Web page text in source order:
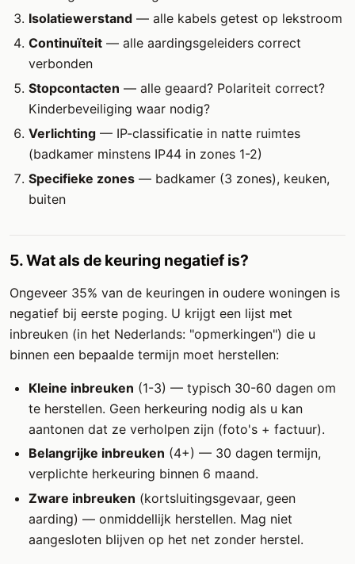
Isolatiewerstand — alle kabels getest op lekstroom
Continuïteit — alle aardingsgeleiders correct
verbonden
Stopcontacten — alle geaard? Polariteit correct?
Kinderbeveiliging waar nodig?
Verlichting — IP-classificatie in natte ruimtes
(badkamer minstens IP44 in zones 1-2)
Specifieke zones — badkamer (3 zones), keuken,
buiten
5. Wat als de keuring negatief is?
Ongeveer 35% van de keuringen in oudere woningen is
negatief bij eerste poging. U krijgt een lijst met
inbreuken (in het Nederlands: "opmerkingen") die u
binnen een bepaalde termijn moet herstellen:
Kleine inbreuken (1-3) — typisch 30-60 dagen om
te herstellen. Geen herkeuring nodig als u kan
aantonen dat ze verholpen zijn (foto's + factuur).
Belangrijke inbreuken (4+) — 30 dagen termijn,
verplichte herkeuring binnen 6 maand.
Zware inbreuken (kortsluitingsgevaar, geen
aarding) — onmiddellijk herstellen. Mag niet
aangesloten blijven op het net zonder herstel.